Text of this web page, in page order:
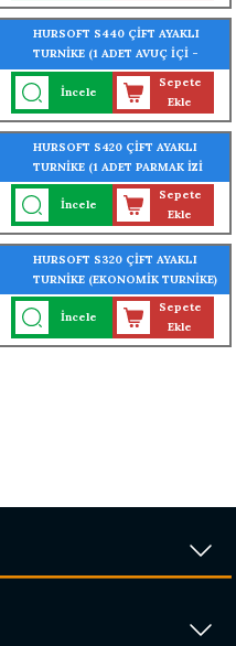
HURSOFT S440 ÇİFT AYAKLI
TURNİKE (1 ADET AVUÇ İÇİ -
PARMAK İZİ OKUYUCU
TURNİKEYE MONTELİ)
İncele
Sepete
Ekle
HURSOFT S420 ÇİFT AYAKLI
TURNİKE (1 ADET PARMAK İZİ
OKUYUCU TURNİKEYE
MONTELİ)
İncele
Sepete
Ekle
HURSOFT S320 ÇİFT AYAKLI
TURNİKE (EKONOMİK TURNİKE)
(304 KALİTE PASLANMAZ ÇELİK)
İncele
Sepete
Ekle